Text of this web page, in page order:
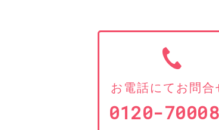
お電話にてお問合
0120-